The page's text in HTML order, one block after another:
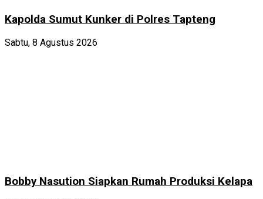
Kapolda Sumut Kunker di Polres Tapteng
Sabtu, 8 Agustus 2026
Bobby Nasution Siapkan Rumah Produksi Kelapa